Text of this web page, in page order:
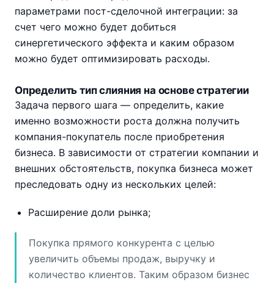
параметрами пост-сделочной интеграции: за
счет чего можно будет добиться
синергетического эффекта и каким образом
можно будет оптимизировать расходы.
Определить тип слияния на основе стратегии
Задача первого шага — определить, какие
именно возможности роста должна получить
компания-покупатель после приобретения
бизнеса. В зависимости от стратегии компании и
внешних обстоятельств, покупка бизнеса может
преследовать одну из нескольких целей:
Расширение доли рынка;
Покупка прямого конкурента с целью
увеличить объемы продаж, выручку и
количество клиентов. Таким образом бизнес